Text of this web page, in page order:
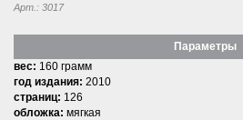
Арт.: 3017
Параметры
вес: 160 грамм
год издания: 2010
страниц: 126
обложка: мягкая